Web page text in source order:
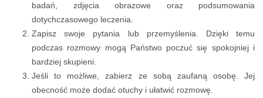
badań, zdjęcia obrazowe oraz podsumowania
dotychczasowego leczenia.
Zapisz swoje pytania lub przemyślenia. Dzięki temu
podczas rozmowy mogą Państwo poczuć się spokojniej i
bardziej skupieni.
Jeśli to możliwe, zabierz ze sobą zaufaną osobę. Jej
obecność może dodać otuchy i ułatwić rozmowę.